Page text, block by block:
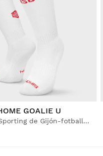
GOALIE U
Offisielle Real Sporting de Gijón-fotballsokker for voksne